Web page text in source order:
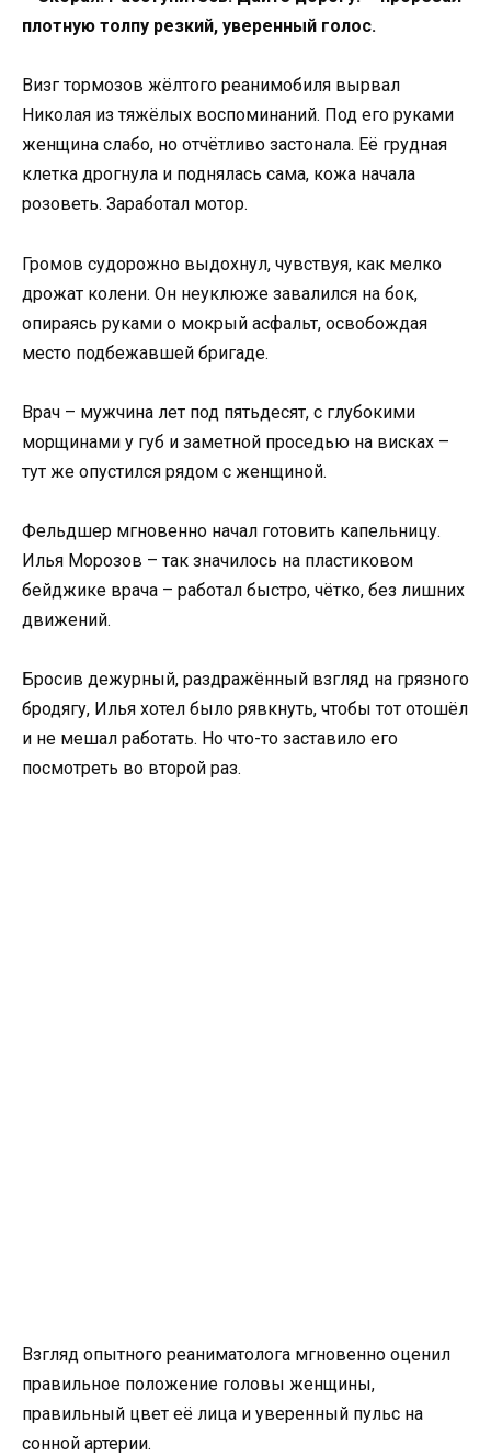
плотную толпу резкий, уверенный голос.
Визг тормозов жёлтого реанимобиля вырвал
Николая из тяжёлых воспоминаний. Под его руками
женщина слабо, но отчётливо застонала. Её грудная
клетка дрогнула и поднялась сама, кожа начала
розоветь. Заработал мотор.
Громов судорожно выдохнул, чувствуя, как мелко
дрожат колени. Он неуклюже завалился на бок,
опираясь руками о мокрый асфальт, освобождая
место подбежавшей бригаде.
Врач – мужчина лет под пятьдесят, с глубокими
морщинами у губ и заметной проседью на висках –
тут же опустился рядом с женщиной.
Фельдшер мгновенно начал готовить капельницу.
Илья Морозов – так значилось на пластиковом
бейджике врача – работал быстро, чётко, без лишних
движений.
Бросив дежурный, раздражённый взгляд на грязного
бродягу, Илья хотел было рявкнуть, чтобы тот отошёл
и не мешал работать. Но что-то заставило его
посмотреть во второй раз.
Взгляд опытного реаниматолога мгновенно оценил
правильное положение головы женщины,
правильный цвет её лица и уверенный пульс на
сонной артерии.